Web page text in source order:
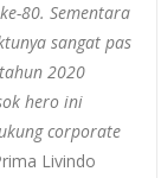
80. Sementara
sangat pas
2020
hero ini
corporate
Livindo